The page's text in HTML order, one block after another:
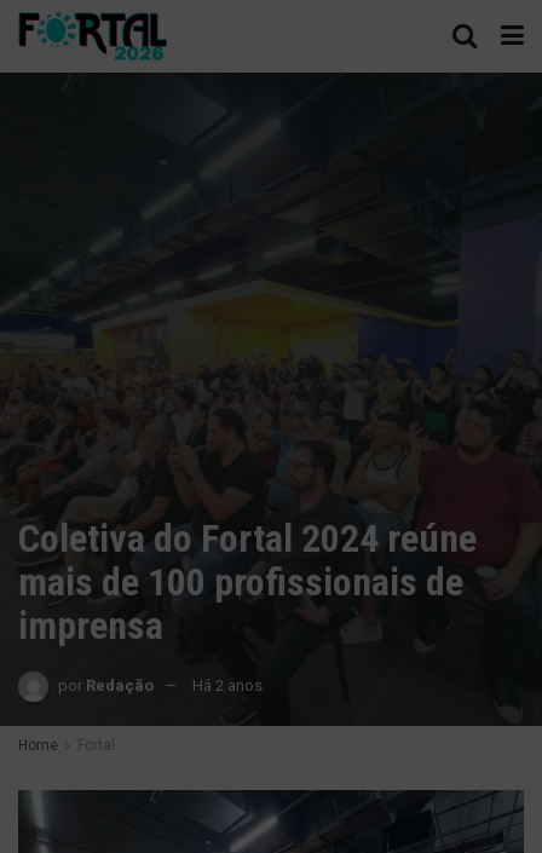
Coletiva do Fortal 2024 reúne
mais de 100 profissionais de
imprensa
por Redação Há 2 anos
Home Fortal